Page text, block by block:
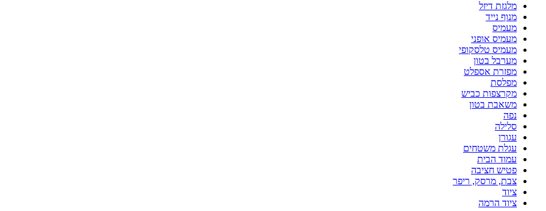
מלגזת דיזל
מנוף נייד
מעמיס
מעמיס אופני
מעמיס טלסקופי
מערבל בטון
מפזרת אספלט
מפלסת
מקרצפות כביש
משאבת בטון
נפה
סלילה
עגורן
עגלת משטחים
עמוד הבית
פטיש חציבה
צבת, מרסק, ריפר
ציוד
ציוד הרמה